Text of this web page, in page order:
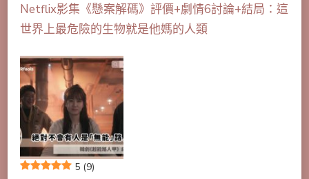
Netflix影集《懸案解碼》評價+劇情6討論+結局：這
世界上最危險的生物就是他媽的人類
5 (9)